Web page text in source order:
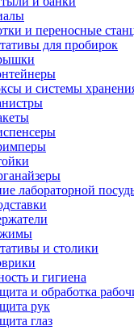
и переносные
для пробирок
и системы
лабораторной
и столики
и гигиена
и обработка
рук
глаз